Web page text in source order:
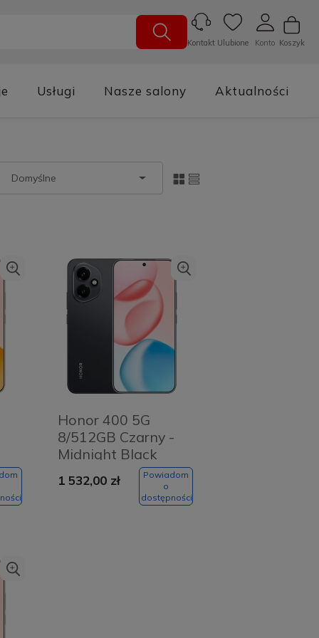
Koszyk
Konto
Ulubione
Kontakt
Usługi Nasze salony Aktualności
Honor 400 5G
8/512GB Czarny -
Midnight Black
1 532,00 zł
Powiadom
o
dostępności